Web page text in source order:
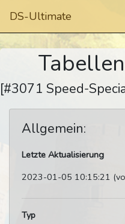
DS-Ultimate
[#3071 Speed-
Allgemein:
Letzte Aktualisierung
2023-01-05 10:15:21
Typ